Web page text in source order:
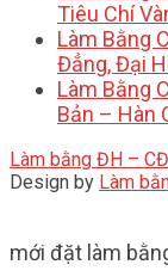
Tiêu Chí
Làm Bằng
Đẳng, Đại
Làm Bằng
Bản – Hàn
Làm bằng ĐH –
Design by Làm
mới đặt làm